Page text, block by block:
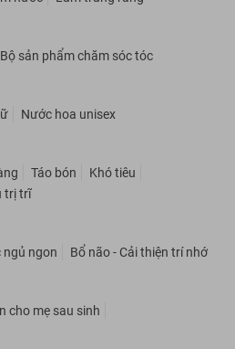
Bộ sản phẩm chăm sóc tóc
Nước hoa unisex
Táo bón
Khó tiêu
trị trĩ
ngủ ngon Bổ não - Cải thiện trí nhớ
cho mẹ sau sinh